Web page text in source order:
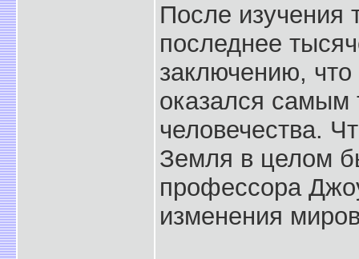
После изучения
последнее
заключению, что
оказался самым
человечества.
Земля в целом
профессора
изменения